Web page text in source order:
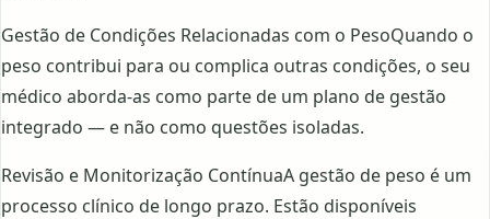
Gestão de Condições Relacionadas com o PesoQuando o
peso contribui para ou complica outras condições, o seu
médico aborda-as como parte de um plano de gestão
integrado — e não como questões isoladas.
Revisão e Monitorização ContínuaA gestão de peso é um
processo clínico de longo prazo. Estão disponíveis